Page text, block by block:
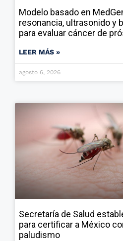
Modelo basado en
resonancia, ultrasonido y
para evaluar cáncer de
LEER MÁS »
agosto 6, 2026
Secretaría de Salud
para certificar a México
paludismo